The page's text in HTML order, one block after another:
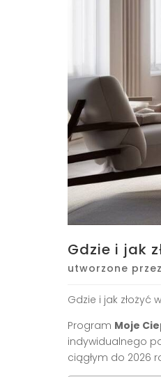
Gdzie i jak
utworzone przez
Gdzie i jak złożyć
Program Moje
indywidualnego
ciągłym do 2026